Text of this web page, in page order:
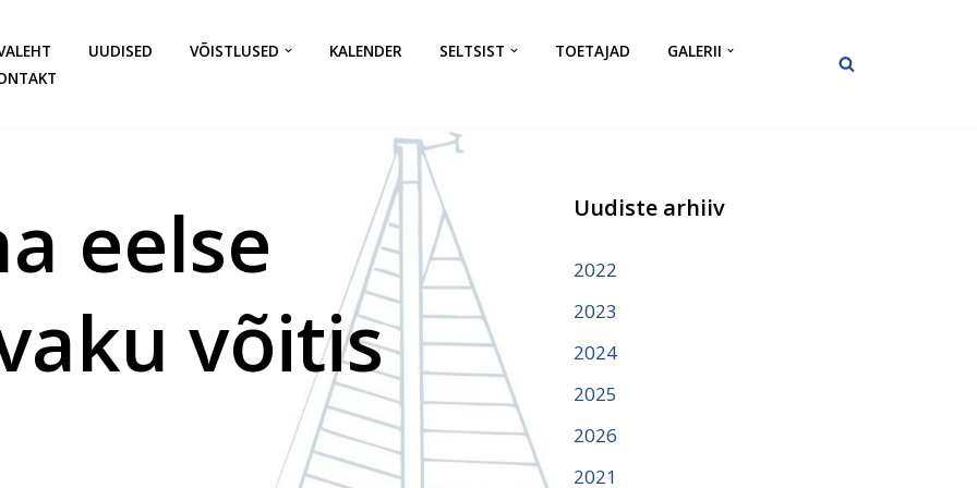
UUDISED VÕISTLUSED KALENDER SELTSIST TOETAJAD
GALERII
eelse
võitis
Uudiste arhiiv
2022
2023
2024
2025
2026
2021